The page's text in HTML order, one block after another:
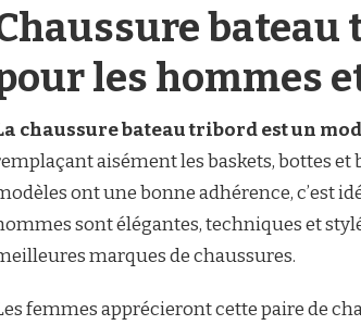
les hommes
chaussure bateau tribord est un
aisément les baskets, bottes
ont une bonne adhérence, c’est
sont élégantes, techniques et
marques de chaussures.
femmes apprécieront cette paire de